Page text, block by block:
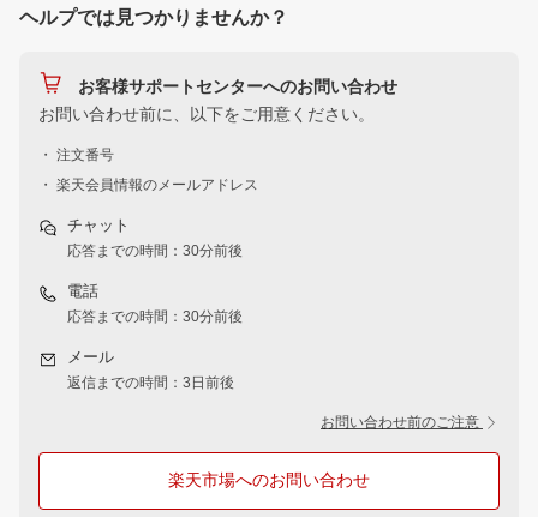
ヘルプでは見つかりませんか？
お客様サポートセンターへのお問い合わせ
お問い合わせ前に、以下をご用意ください。
・ 注文番号
・ 楽天会員情報のメールアドレス
チャット
応答までの時間：30分前後
電話
応答までの時間：30分前後
メール
返信までの時間：3日前後
お問い合わせ前のご注意
楽天市場へのお問い合わせ